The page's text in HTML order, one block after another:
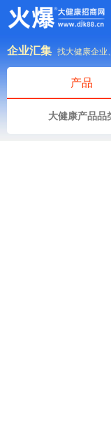
企业汇集 找大健康企业
产品
大健康产品品